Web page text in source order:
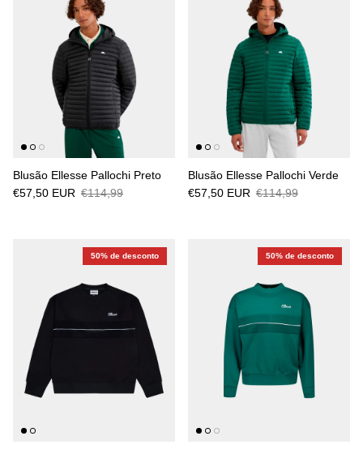
Blusão Ellesse Pallochi Preto
€57,50 EUR €114,99
Blusão Ellesse Pallochi Verde
€57,50 EUR €114,99
50% de desconto 50% de desconto